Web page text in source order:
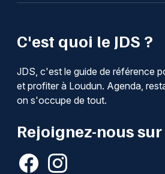
C'est quoi le JDS ?
JDS, c'est le guide de référence
et profiter à Loudun. Agenda,
on s'occupe de tout.
Rejoignez-nous sur